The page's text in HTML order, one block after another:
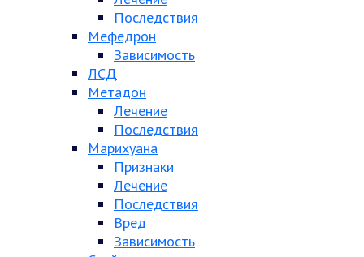
Последствия
Мефедрон
Зависимость
ЛСД
Метадон
Лечение
Последствия
Марихуана
Признаки
Лечение
Последствия
Вред
Зависимость